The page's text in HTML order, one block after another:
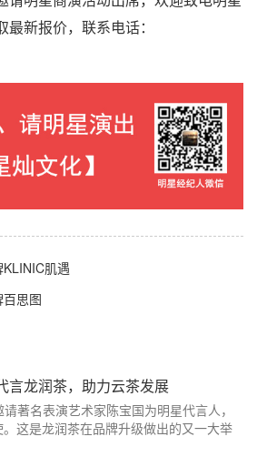
新报价，联系电话：
肌遇
思图
言龙润茶，助力云茶发展
著名表演艺术家陈宝国为明星代言人，
这是龙润茶在品牌升级做出的又一大举